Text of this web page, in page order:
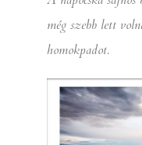
még szebb lett
homokpadot.